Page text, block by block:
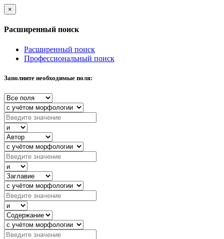
×
Расширенный поиск
Расширенный поиск
Профессиональный поиск
Заполните необходимые поля: